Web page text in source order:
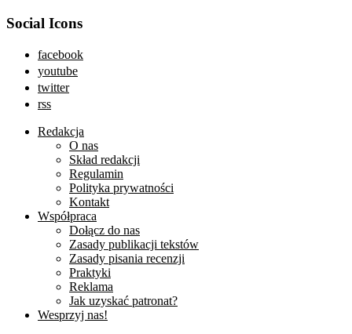
Social Icons
facebook
youtube
twitter
rss
Redakcja
O nas
Skład redakcji
Regulamin
Polityka prywatności
Kontakt
Współpraca
Dołącz do nas
Zasady publikacji tekstów
Zasady pisania recenzji
Praktyki
Reklama
Jak uzyskać patronat?
Wesprzyj nas!